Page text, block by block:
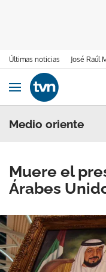
Últimas noticias José Raúl
Ir al contenido
Obrir navegació
Medio oriente
Muere el
Árabes